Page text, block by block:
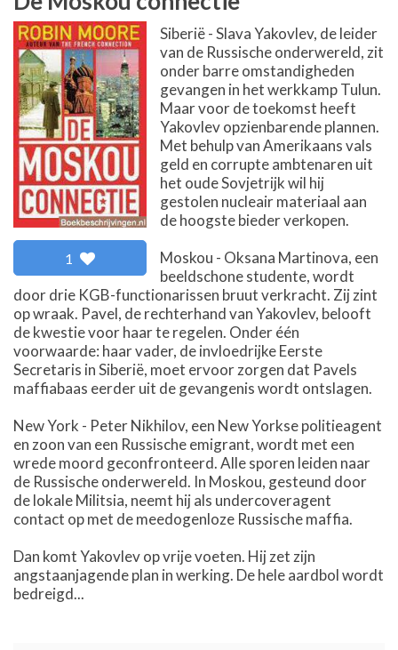
1
Siberië - Slava Yakovlev, de leider
van de Russische onderwereld, zit
onder barre omstandigheden
gevangen in het werkkamp Tulun.
Maar voor de toekomst heeft
Yakovlev opzienbarende plannen.
Met behulp van Amerikaans vals
geld en corrupte ambtenaren uit
het oude Sovjetrijk wil hij
gestolen nucleair materiaal aan
de hoogste bieder verkopen.
Moskou - Oksana Martinova, een
beeldschone studente, wordt
door drie KGB-functionarissen bruut verkracht. Zij zint
op wraak. Pavel, de rechterhand van Yakovlev, belooft
de kwestie voor haar te regelen. Onder één
voorwaarde: haar vader, de invloedrijke Eerste
Secretaris in Siberië, moet ervoor zorgen dat Pavels
maffiabaas eerder uit de gevangenis wordt ontslagen.
New York - Peter Nikhilov, een New Yorkse politieagent
en zoon van een Russische emigrant, wordt met een
wrede moord geconfronteerd. Alle sporen leiden naar
de Russische onderwereld. In Moskou, gesteund door
de lokale Militsia, neemt hij als undercoveragent
contact op met de meedogenloze Russische maffia.
Dan komt Yakovlev op vrije voeten. Hij zet zijn
angstaanjagende plan in werking. De hele aardbol wordt
bedreigd...